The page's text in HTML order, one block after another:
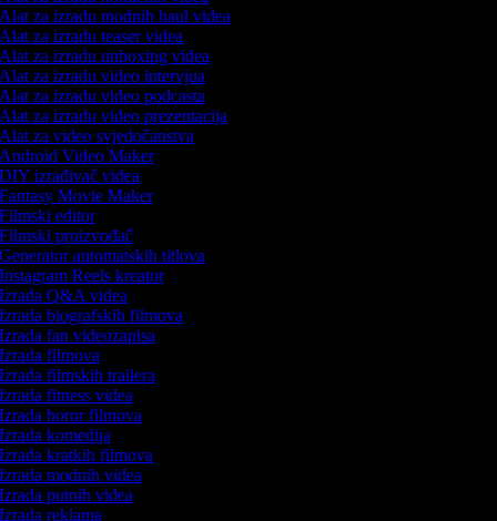
za izradu modnih haul videa
za izradu teaser videa
za izradu unboxing videa
za izradu video intervjua
za izradu video podcasta
za izradu video prezentacija
za video svjedočanstva
Video Maker
izrađivač videa
Movie Maker
editor
proizvođač
automatskih titlova
Reels kreator
Q&A videa
biografskih filmova
fan videozapisa
filmova
filmskih trailera
fitness videa
horor filmova
komedija
kratkih filmova
modnih videa
putnih videa
reklama